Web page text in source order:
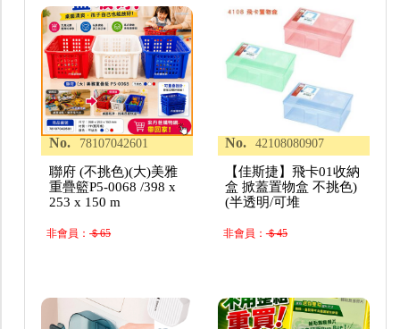
No. 78107042601
聯府 (不挑色)(大)美雅
重疊籃P5-0068 /398 x
253 x 150 m
非會員：＄65
No. 42108080907
【佳斯捷】飛卡01收納
盒 掀蓋置物盒 不挑色)
(半透明/可堆
非會員：＄45